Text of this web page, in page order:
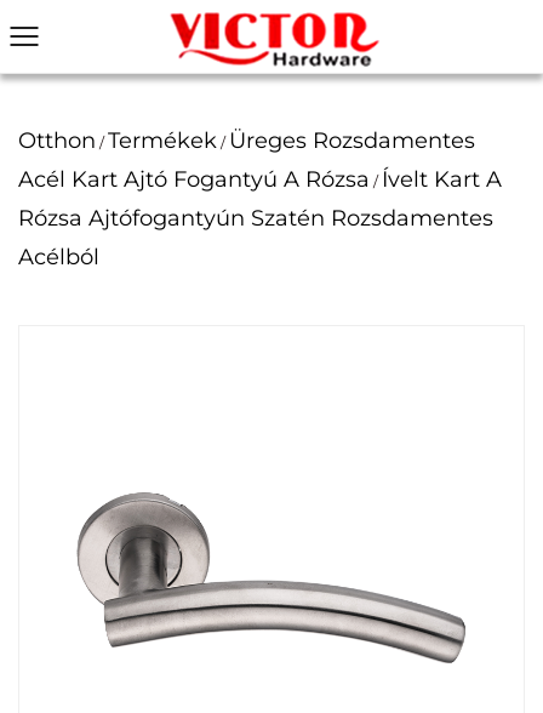
Otthon /Termékek / Üreges Rozsdamentes
Acél Kart Ajtó Fogantyú A Rózsa / Ívelt Kart A
Rózsa Ajtófogantyún Szatén Rozsdamentes
Acélból